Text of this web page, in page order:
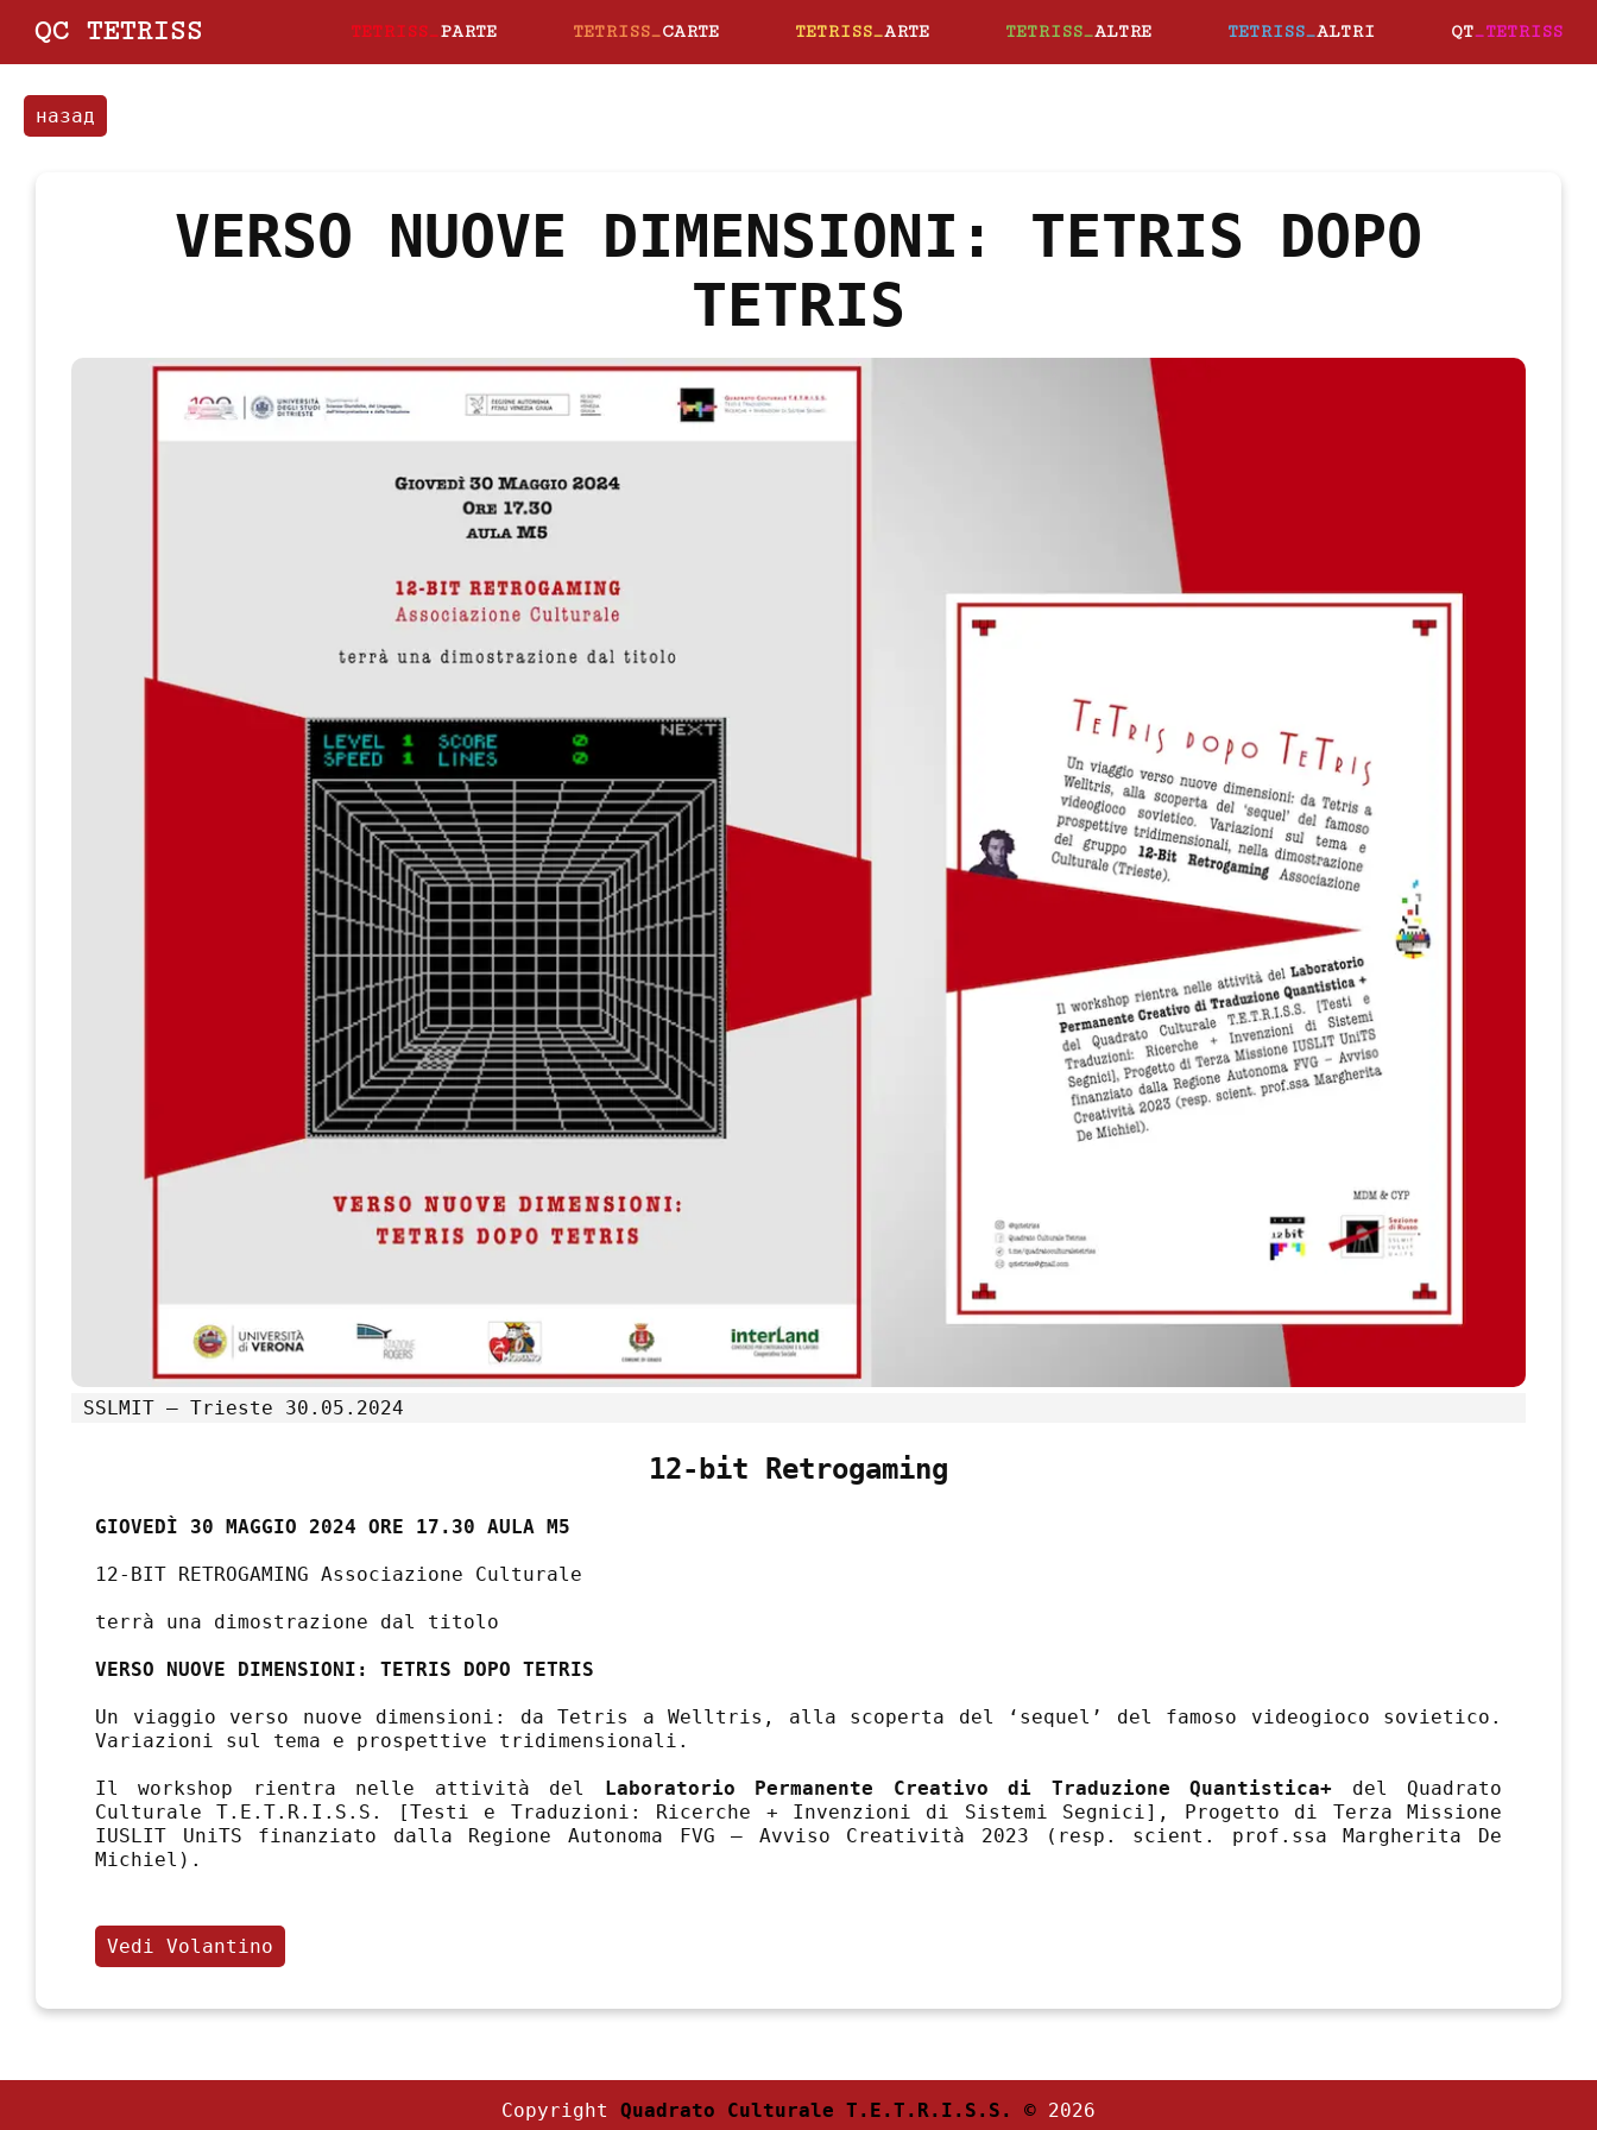
QC TETRISS TETRISS_PARTE TETRISS_CARTE TETRISS_ARTE TETRISS_ALTRE TETRISS_ALTRI QT_TETRISS
назад
VERSO NUOVE DIMENSIONI: TETRIS DOPO
TETRIS
SSLMIT – Trieste 30.05.2024
12-bit Retrogaming
GIOVEDÌ 30 MAGGIO 2024 ORE 17.30 AULA M5
12-BIT RETROGAMING Associazione Culturale
terrà una dimostrazione dal titolo
VERSO NUOVE DIMENSIONI: TETRIS DOPO TETRIS
Un viaggio verso nuove dimensioni: da Tetris a Welltris, alla scoperta del ‘sequel’ del famoso videogioco sovietico.
Variazioni sul tema e prospettive tridimensionali.
Il workshop rientra nelle attività del Laboratorio Permanente Creativo di Traduzione Quantistica+ del Quadrato
Culturale T.E.T.R.I.S.S. [Testi e Traduzioni: Ricerche + Invenzioni di Sistemi Segnici], Progetto di Terza Missione
IUSLIT UniTS finanziato dalla Regione Autonoma FVG – Avviso Creatività 2023 (resp. scient. prof.ssa Margherita De
Michiel).
Vedi Volantino
Copyright Quadrato Culturale T.E.T.R.I.S.S. © 2026